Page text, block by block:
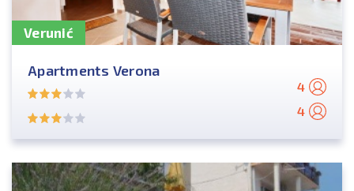
Verunić
Apartments Verona
4
4